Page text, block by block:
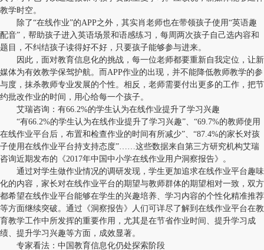
教学时空。
除了“在线作业”的APP之外，其实肖老师也在带领孩子使用“英语趣
配音”，帮助孩子进入英语场景和语感练习，每周两次孩子自己选内容和
题目，不纠结孩子读得好不好，只要孩子能够参与进来。
因此，面对教育信息化的挑战，每一位老师都要重新自我定位，让新
媒体为有效教学保驾护航。而APP作业的出现，并不能降低教师教学的参
与度，抹杀教师专业发展的个性。相反，老师需要付出更多的工作，把节
约批改作业的时间，用心给每一个孩子。
艾瑞咨询：有66.2%的学生认为在线作业提升了学习兴趣
“有66.2%的学生认为在线作业提升了学习兴趣”、“69.7%的教师使用
在线作业平台后，布置和检查作业的时间有所减少”、“87.4%的家长对孩
子使用在线作业平台持支持态度”……这些数据来自第三方研究机构艾瑞
咨询近期发布的《2017年中国中小学在线作业用户洞察报告》。
通过对学生做作业情况的调研发现，学生更加追求在线作业平台趣味
化的内容，家长对在线作业平台的期望与教师群体的期望相对一致，双方
都希望在线作业平台能够在学生的兴趣培养、学习内容的个性化精准推荐
等方面继续突破。通过《洞察报告》人们可详尽了解到在线作业平台在教
育教学工作中所发挥的重要作用，尤其是在节省作业时间、提升学习成
绩、提升学习兴趣等方面，成效显著。
专家看法：中国教育信息化仍处探索阶段